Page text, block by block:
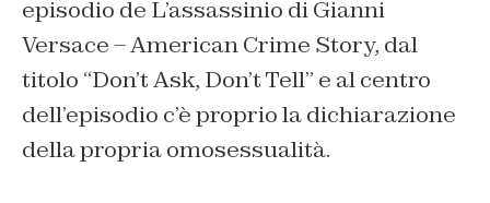
episodio de L’assassinio di Gianni
Versace – American Crime Story, dal
titolo “Don’t Ask, Don’t Tell” e al centro
dell’episodio c’è proprio la dichiarazione
della propria omosessualità.